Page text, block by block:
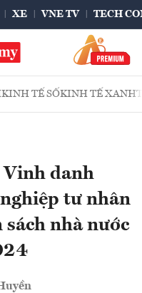
XE VNE TV TECH
KINH TẾ SỐKINH TẾ XANH
danh
tư nhân
nhà nước